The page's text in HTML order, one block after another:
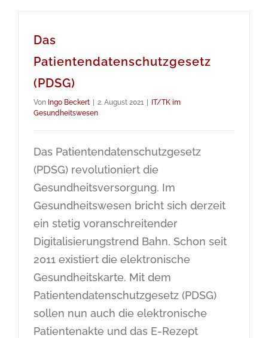
Das
Patientendatenschutzgesetz
(PDSG)
Von Ingo Beckert 2. August 2021
IT/TK im
Gesundheitswesen
Das Patientendatenschutzgesetz
(PDSG) revolutioniert die
Gesundheitsversorgung. Im
Gesundheitswesen bricht sich derzeit
ein stetig voranschreitender
Digitalisierungstrend Bahn. Schon seit
2011 existiert die elektronische
Gesundheitskarte. Mit dem
Patientendatenschutzgesetz (PDSG)
sollen nun auch die elektronische
Patientenakte und das E-Rezept